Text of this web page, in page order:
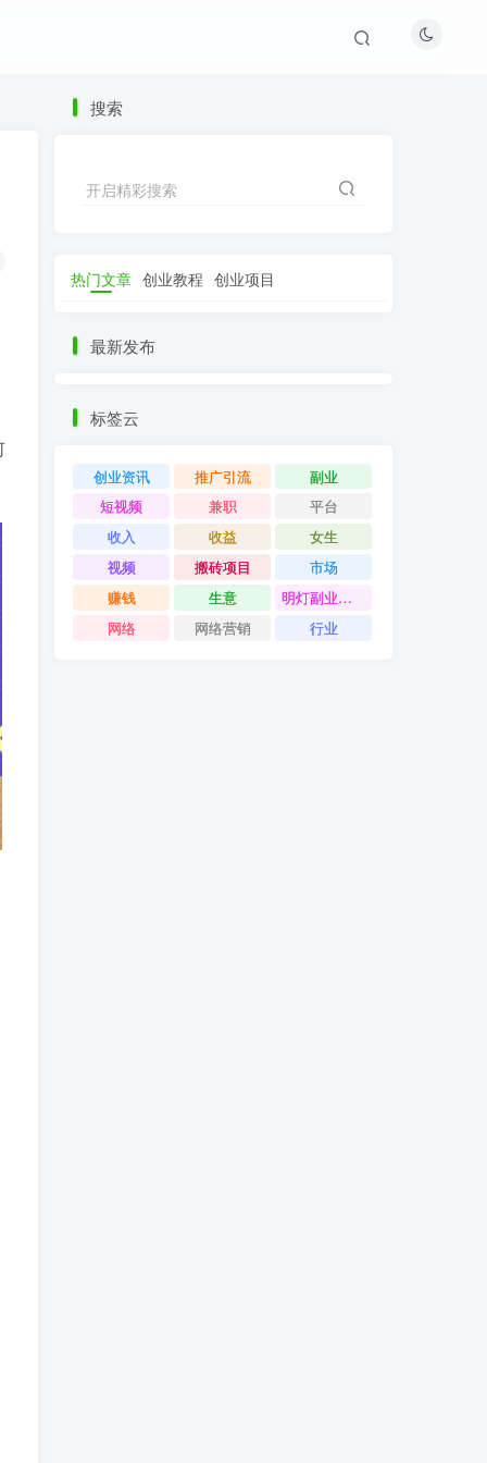
搜索
开启精彩搜索
热门文章 创业教程 创业项目
最新发布
标签云
创业资讯 推广引流
副业
短视频
兼职
平台
收入
收益
女生
视频
搬砖项目
市场
赚钱
生意
明灯副业千计
网络
网络营销 行业